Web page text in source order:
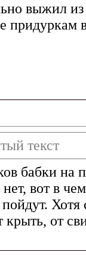
выжил
придуркам
текст
бабки на
вот в
Хотя
крыть, от